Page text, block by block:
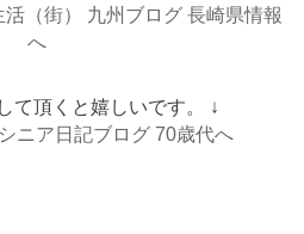
て頂くと嬉しいです。 ↓